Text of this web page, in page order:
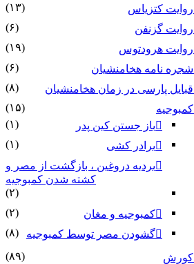
روایت کتزیاس
(۱۳)
روایت گزنفن
(۶)
روایت هرودتوس
(۱۹)
شجره نامه هخامنشیان
(۶)
قبایل پارسی در زمان هخامنشیان
(۸)
کمبوجیه
(۱۵)
باز جستن کین پدر
(۱)
برادر کشی
(۱)
بردیه دروغین ، بازگشت از مصر و
کشته شدن کمبوجیه
(۲)
کمبوجیه و مغان
(۲)
گشودن مصر توسط کمبوجیه
(۸)
کورش
(۸۹)